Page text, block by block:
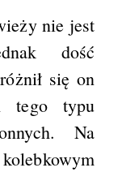
nie jest
dość
się on
tego typu
Na